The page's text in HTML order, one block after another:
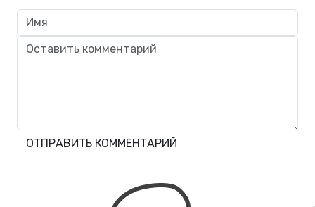
ОТПРАВИТЬ КОММЕНТАРИЙ